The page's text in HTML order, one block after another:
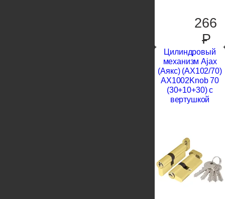
266
P
Цилиндровый
механизм Ajax
(Аякс) (AX102/70)
AX1002Knob 70
(30+10+30) с
вертушкой